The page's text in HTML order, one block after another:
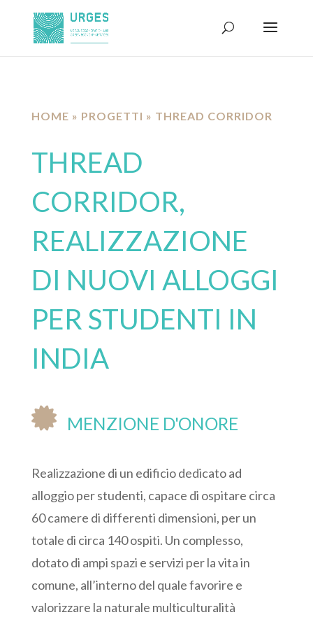
HOME » PROGETTI » THREAD CORRIDOR
THREAD
CORRIDOR,
REALIZZAZIONE
DI NUOVI ALLOGGI
PER STUDENTI IN
INDIA
 MENZIONE D'ONORE
Realizzazione di un edificio dedicato ad
alloggio per studenti, capace di ospitare circa
60 camere di differenti dimensioni, per un
totale di circa 140 ospiti. Un complesso,
dotato di ampi spazi e servizi per la vita in
comune, all’interno del quale favorire e
valorizzare la naturale multiculturalità